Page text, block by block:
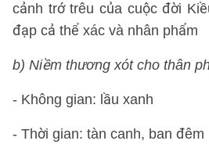
cảnh trớ trêu của cuộc đời
đạp cả thể xác và nhân phẩm
b) Niềm thương xót cho thân
- Không gian: lầu xanh
- Thời gian: tàn canh, ban đêm